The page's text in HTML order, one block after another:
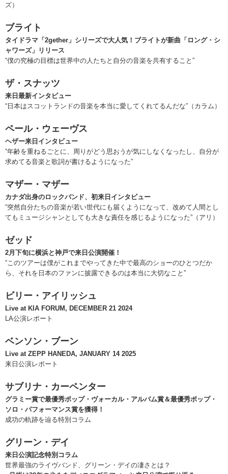
ズ）
ブライト
タイドラマ「2gether」シリーズで大人気！ブライトが新曲「ロング・シ
ャワーズ」リリース
“僕の究極の目標は世界中の人たちと自分の音楽を共有すること”
ザ・スナッツ
来日最新インタビュー
“日本はスコットランドの音楽を本当に愛してくれてるんだな”（カラム）
ペール・ウェーヴス
ヘザー来日インタビュー
“年齢を重ねるごとに、周りがどう思おうが気にしなくなったし、自分が
求めてる音楽と歌詞が書けるようになった”
マザー・マザー
カナダ出身のロックバンド、初来日インタビュー
“突然自分たちの音楽が若い世代にも届くようになって、改めて人間とし
てもミュージシャンとしても大きな責任を感じるようになった”（アリ）
ゼッド
2月下旬に横浜と神戸で来日公演開催！
“このツアーは僕がこれまでやってきた中で最高のショーのひとつだか
ら、それを日本のファンに披露できるのは本当に大切なこと”
ビリー・アイリッシュ
Live at KIA FORUM, DECEMBER 21 2024
LA公演レポート
ベンソン・ブーン
Live at ZEPP HANEDA, JANUARY 14 2025
来日公演レポート
サブリナ・カーペンター
グラミー賞で最優秀ポップ・ヴォーカル・アルバム賞＆最優秀ポップ・
ソロ・パフォーマンス賞を獲得！
成功の軌跡を辿る特別コラム
グリーン・デイ
来日公演記念特別コラム
世界最強のライヴバンド、グリーン・デイの凄さとは？